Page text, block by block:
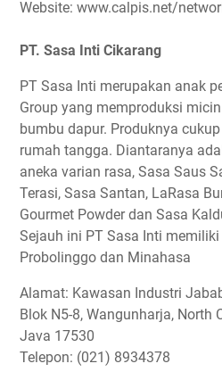
Website: www.calpis.net/
PT. Sasa Inti Cikarang
PT Sasa Inti merupakan anak
Group yang memproduksi
bumbu dapur. Produknya
rumah tangga. Diantaranya
aneka varian rasa, Sasa Saus
Terasi, Sasa Santan, LaRasa
Gourmet Powder dan Sasa
Sejauh ini PT Sasa Inti
Probolinggo dan Minahasa
Alamat: Kawasan Industri
Blok N5-8, Wangunharja, North
Java 17530
Telepon: (021) 8934378